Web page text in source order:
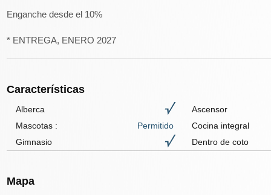
Enganche desde el 10%
* ENTREGA, ENERO 2027
Características
Alberca Ascensor
Mascotas : Permitido Cocina integral
Gimnasio
Dentro de coto
Mapa